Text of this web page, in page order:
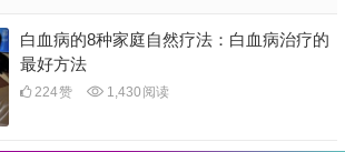
白血病的8种家庭自然疗法：白血病治疗的
最好方法
224赞 1,430 阅读